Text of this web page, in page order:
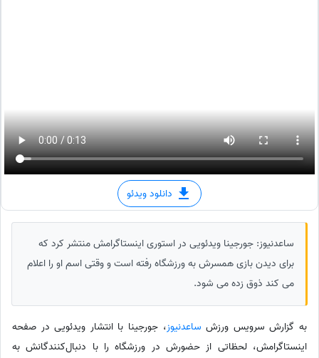
دانلود ویدئو
ساعدنیوز: جورجینا ویدئویی در استوری اینستاگرامش منتشر کرد که
برای دیدن بازی همسرش به ورزشگاه رفته است و وقتی اسم او را اعلام
می کند ذوق زده می شود.
به گزارش سرویس ورزش ساعدنیوز، جورجینا با انتشار ویدئویی در صفحه
اینستاگرامش، لحظاتی از حضورش در ورزشگاه را با دنبال‌کنندگانش به